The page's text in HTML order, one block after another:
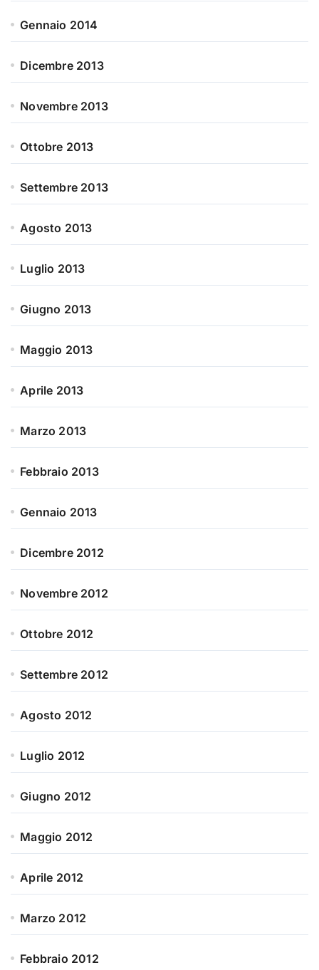
Gennaio 2014
Dicembre 2013
Novembre 2013
Ottobre 2013
Settembre 2013
Agosto 2013
Luglio 2013
Giugno 2013
Maggio 2013
Aprile 2013
Marzo 2013
Febbraio 2013
Gennaio 2013
Dicembre 2012
Novembre 2012
Ottobre 2012
Settembre 2012
Agosto 2012
Luglio 2012
Giugno 2012
Maggio 2012
Aprile 2012
Marzo 2012
Febbraio 2012